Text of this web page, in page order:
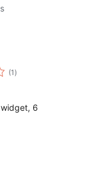
(1 total
ratings
)
6